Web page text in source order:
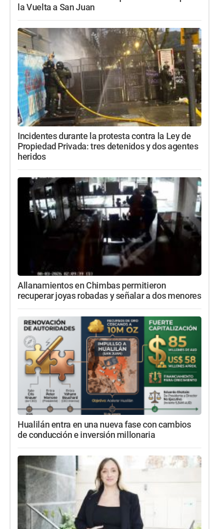
la Vuelta a San Juan
Incidentes durante la protesta contra la Ley de
Propiedad Privada: tres detenidos y dos agentes
heridos
Allanamientos en Chimbas permitieron
recuperar joyas robadas y señalar a dos menores
Hualilán entra en una nueva fase con cambios
de conducción e inversión millonaria